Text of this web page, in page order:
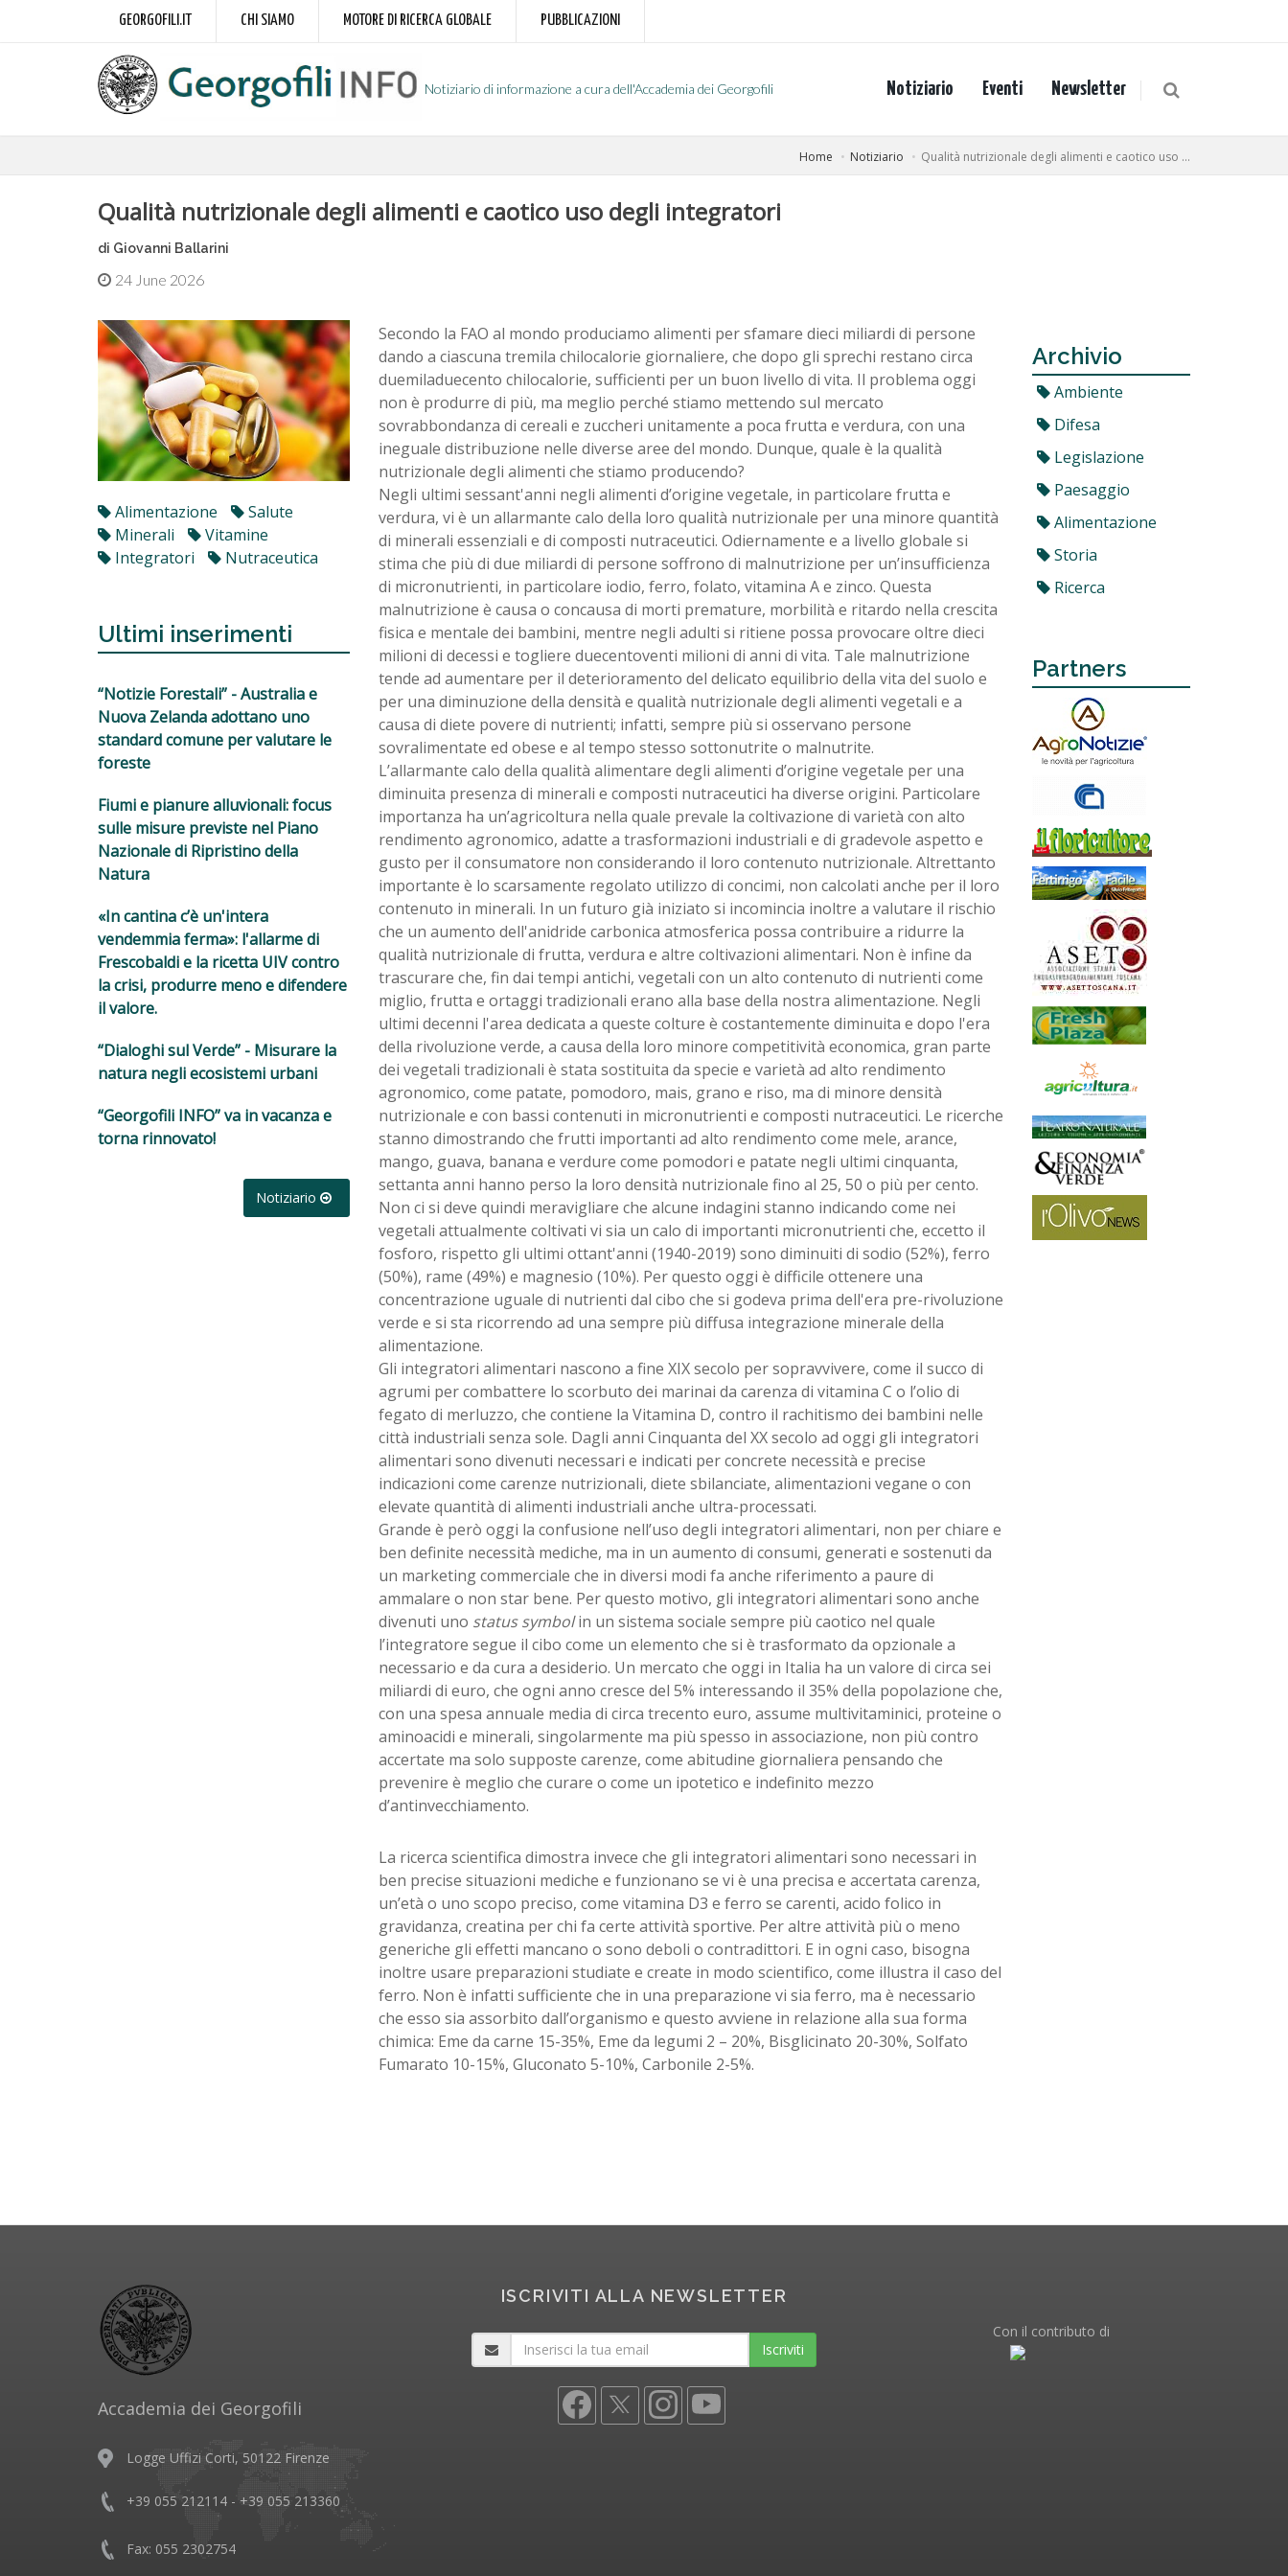
GEORGOFILI.IT CHI SIAMO MOTORE DI RICERCA GLOBALE PUBBLICAZIONI
Notiziario di informazione a cura dell'Accademia dei Georgofili Notiziario Eventi Newsletter
Home Notiziario Qualità nutrizionale degli alimenti e caotico uso ...
Qualità nutrizionale degli alimenti e caotico uso degli integratori
di Giovanni Ballarini
24 June 2026
Alimentazione
Salute
Minerali
Vitamine
Integratori
Nutraceutica
Ultimi inserimenti
“Notizie Forestali” - Australia e
Nuova Zelanda adottano uno
standard comune per valutare le
foreste
Fiumi e pianure alluvionali: focus
sulle misure previste nel Piano
Nazionale di Ripristino della
Natura
«In cantina c’è un'intera
vendemmia ferma»: l'allarme di
Frescobaldi e la ricetta UIV contro
la crisi, produrre meno e difendere
il valore.
“Dialoghi sul Verde” - Misurare la
natura negli ecosistemi urbani
“Georgofili INFO” va in vacanza e
torna rinnovato!
Notiziario
Secondo la FAO al mondo produciamo alimenti per sfamare dieci miliardi di persone
dando a ciascuna tremila chilocalorie giornaliere, che dopo gli sprechi restano circa
duemiladuecento chilocalorie, sufficienti per un buon livello di vita. Il problema oggi
non è produrre di più, ma meglio perché stiamo mettendo sul mercato
sovrabbondanza di cereali e zuccheri unitamente a poca frutta e verdura, con una
ineguale distribuzione nelle diverse aree del mondo. Dunque, quale è la qualità
nutrizionale degli alimenti che stiamo producendo?
Negli ultimi sessant'anni negli alimenti d’origine vegetale, in particolare frutta e
verdura, vi è un allarmante calo della loro qualità nutrizionale per una minore quantità
di minerali essenziali e di composti nutraceutici. Odiernamente e a livello globale si
stima che più di due miliardi di persone soffrono di malnutrizione per un’insufficienza
di micronutrienti, in particolare iodio, ferro, folato, vitamina A e zinco. Questa
malnutrizione è causa o concausa di morti premature, morbilità e ritardo nella crescita
fisica e mentale dei bambini, mentre negli adulti si ritiene possa provocare oltre dieci
milioni di decessi e togliere duecentoventi milioni di anni di vita. Tale malnutrizione
tende ad aumentare per il deterioramento del delicato equilibrio della vita del suolo e
per una diminuzione della densità e qualità nutrizionale degli alimenti vegetali e a
causa di diete povere di nutrienti; infatti, sempre più si osservano persone
sovralimentate ed obese e al tempo stesso sottonutrite o malnutrite.
L’allarmante calo della qualità alimentare degli alimenti d’origine vegetale per una
diminuita presenza di minerali e composti nutraceutici ha diverse origini. Particolare
importanza ha un’agricoltura nella quale prevale la coltivazione di varietà con alto
rendimento agronomico, adatte a trasformazioni industriali e di gradevole aspetto e
gusto per il consumatore non considerando il loro contenuto nutrizionale. Altrettanto
importante è lo scarsamente regolato utilizzo di concimi, non calcolati anche per il loro
contenuto in minerali. In un futuro già iniziato si incomincia inoltre a valutare il rischio
che un aumento dell'anidride carbonica atmosferica possa contribuire a ridurre la
qualità nutrizionale di frutta, verdura e altre coltivazioni alimentari. Non è infine da
trascurare che, fin dai tempi antichi, vegetali con un alto contenuto di nutrienti come
miglio, frutta e ortaggi tradizionali erano alla base della nostra alimentazione. Negli
ultimi decenni l'area dedicata a queste colture è costantemente diminuita e dopo l'era
della rivoluzione verde, a causa della loro minore competitività economica, gran parte
dei vegetali tradizionali è stata sostituita da specie e varietà ad alto rendimento
agronomico, come patate, pomodoro, mais, grano e riso, ma di minore densità
nutrizionale e con bassi contenuti in micronutrienti e composti nutraceutici. Le ricerche
stanno dimostrando che frutti importanti ad alto rendimento come mele, arance,
mango, guava, banana e verdure come pomodori e patate negli ultimi cinquanta,
settanta anni hanno perso la loro densità nutrizionale fino al 25, 50 o più per cento.
Non ci si deve quindi meravigliare che alcune indagini stanno indicando come nei
vegetali attualmente coltivati vi sia un calo di importanti micronutrienti che, eccetto il
fosforo, rispetto gli ultimi ottant'anni (1940-2019) sono diminuiti di sodio (52%), ferro
(50%), rame (49%) e magnesio (10%). Per questo oggi è difficile ottenere una
concentrazione uguale di nutrienti dal cibo che si godeva prima dell'era pre-rivoluzione
verde e si sta ricorrendo ad una sempre più diffusa integrazione minerale della
alimentazione.
Gli integratori alimentari nascono a fine XIX secolo per sopravvivere, come il succo di
agrumi per combattere lo scorbuto dei marinai da carenza di vitamina C o l’olio di
fegato di merluzzo, che contiene la Vitamina D, contro il rachitismo dei bambini nelle
città industriali senza sole. Dagli anni Cinquanta del XX secolo ad oggi gli integratori
alimentari sono divenuti necessari e indicati per concrete necessità e precise
indicazioni come carenze nutrizionali, diete sbilanciate, alimentazioni vegane o con
elevate quantità di alimenti industriali anche ultra-processati.
Grande è però oggi la confusione nell’uso degli integratori alimentari, non per chiare e
ben definite necessità mediche, ma in un aumento di consumi, generati e sostenuti da
un marketing commerciale che in diversi modi fa anche riferimento a paure di
ammalare o non star bene. Per questo motivo, gli integratori alimentari sono anche
divenuti uno status symbolin un sistema sociale sempre più caotico nel quale
l’integratore segue il cibo come un elemento che si è trasformato da opzionale a
necessario e da cura a desiderio. Un mercato che oggi in Italia ha un valore di circa sei
miliardi di euro, che ogni anno cresce del 5% interessando il 35% della popolazione che,
con una spesa annuale media di circa trecento euro, assume multivitaminici, proteine o
aminoacidi e minerali, singolarmente ma più spesso in associazione, non più contro
accertate ma solo supposte carenze, come abitudine giornaliera pensando che
prevenire è meglio che curare o come un ipotetico e indefinito mezzo
d’antinvecchiamento.
La ricerca scientifica dimostra invece che gli integratori alimentari sono necessari in
ben precise situazioni mediche e funzionano se vi è una precisa e accertata carenza,
un’età o uno scopo preciso, come vitamina D3 e ferro se carenti, acido folico in
gravidanza, creatina per chi fa certe attività sportive. Per altre attività più o meno
generiche gli effetti mancano o sono deboli o contradittori. E in ogni caso, bisogna
inoltre usare preparazioni studiate e create in modo scientifico, come illustra il caso del
ferro. Non è infatti sufficiente che in una preparazione vi sia ferro, ma è necessario
che esso sia assorbito dall’organismo e questo avviene in relazione alla sua forma
chimica: Eme da carne 15-35%, Eme da legumi 2 – 20%, Bisglicinato 20-30%, Solfato
Fumarato 10-15%, Gluconato 5-10%, Carbonile 2-5%.
Archivio
Ambiente
Difesa
Legislazione
Paesaggio
Alimentazione
Storia
Ricerca
Partners
Accademia dei Georgofili
Logge Uffizi Corti, 50122 Firenze
+39 055 212114 - +39 055 213360
Fax: 055 2302754
ISCRIVITI ALLA NEWSLETTER
Iscriviti
Con il contributo di